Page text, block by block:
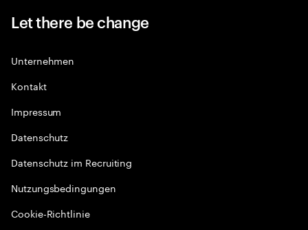
Let there be change
Unternehmen
Kontakt
Impressum
Datenschutz
Datenschutz im Recruiting
Nutzungsbedingungen
Cookie-Richtlinie